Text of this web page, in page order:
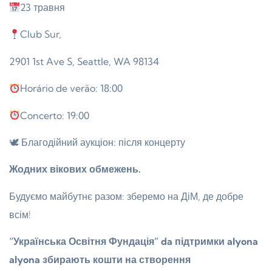
23 травня
Club Sur,
2901 1st Ave S, Seattle, WA 98134
Horário de verão: 18:00
Concerto: 19:00
🕊 Благодійний аукціон: після концерту
Жодних вікових обмежень.
Будуємо майбутнє разом: зберемо на ДіМ, де добре
всім!
“Українська Освітня Фундація” da підтримки alyona
alyona збирають кошти на створення